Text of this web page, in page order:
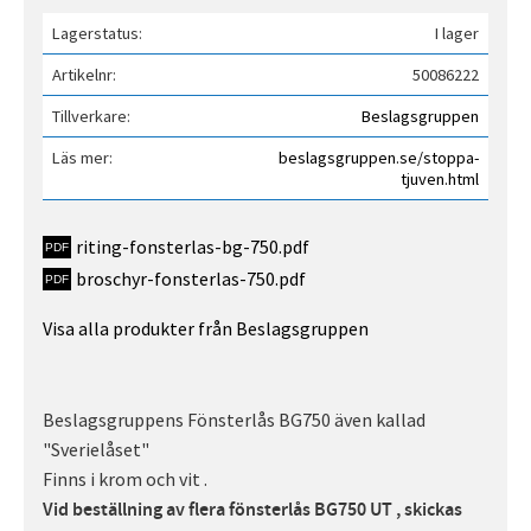
Lagerstatus
I lager
Artikelnr
50086222
Tillverkare
Beslagsgruppen
Läs mer
beslagsgruppen.se/stoppa-
tjuven.html
riting-fonsterlas-bg-750.pdf
broschyr-fonsterlas-750.pdf
Visa alla produkter från Beslagsgruppen
Beslagsgruppens Fönsterlås BG750 även kallad
"Sverielåset"
Finns i krom och vit .
Vid beställning av flera fönsterlås BG750 UT , skickas